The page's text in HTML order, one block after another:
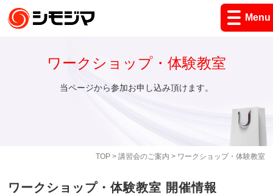
Menu
TOP> 講習会のご案内 > ワークショップ・体験教室
ワークショップ・体験教室
当ページから参加お申し込み頂けます。
ワークショップ・体験教室 開催情報